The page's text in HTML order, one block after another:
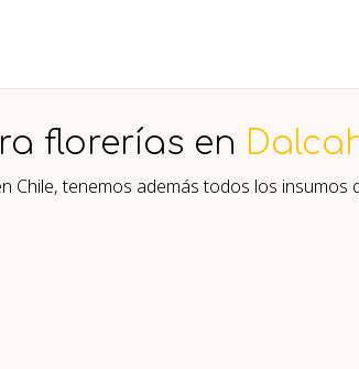
florerías en
tenemos además todos los